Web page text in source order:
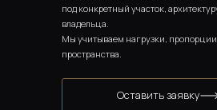
под конкретный участок,
владельца.
Мы учитываем нагрузки,
пространства.
Оставить заявку